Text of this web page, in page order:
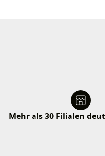
Mehr als 30 Filialen